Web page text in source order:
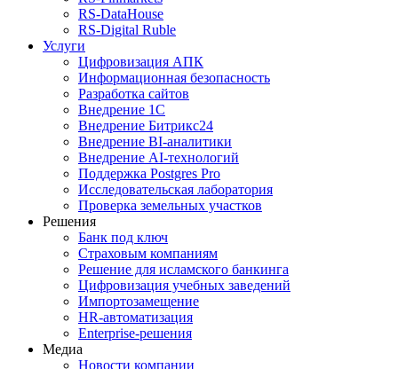
RS‑DataHouse
RS‑Digital Ruble
Услуги
Цифровизация АПК
Информационная безопасность
Разработка сайтов
Внедрение 1С
Внедрение Битрикс24
Внедрение BI‑аналитики
Внедрение AI‑технологий
Поддержка Postgres Pro
Исследовательская лаборатория
Проверка земельных участков
Решения
Банк под ключ
Страховым компаниям
Решение для исламского банкинга
Цифровизация учебных заведений
Импортозамещение
HR‑автоматизация
Enterprise-решения
Медиа
Новости компании